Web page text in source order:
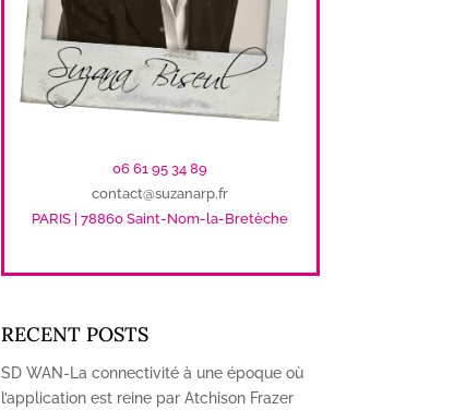
06 61 95 34 89
contact@suzanarp.fr
PARIS | 78860 Saint-Nom-la-Bretèche
RECENT POSTS
SD WAN-La connectivité à une époque où
l’application est reine par Atchison Frazer